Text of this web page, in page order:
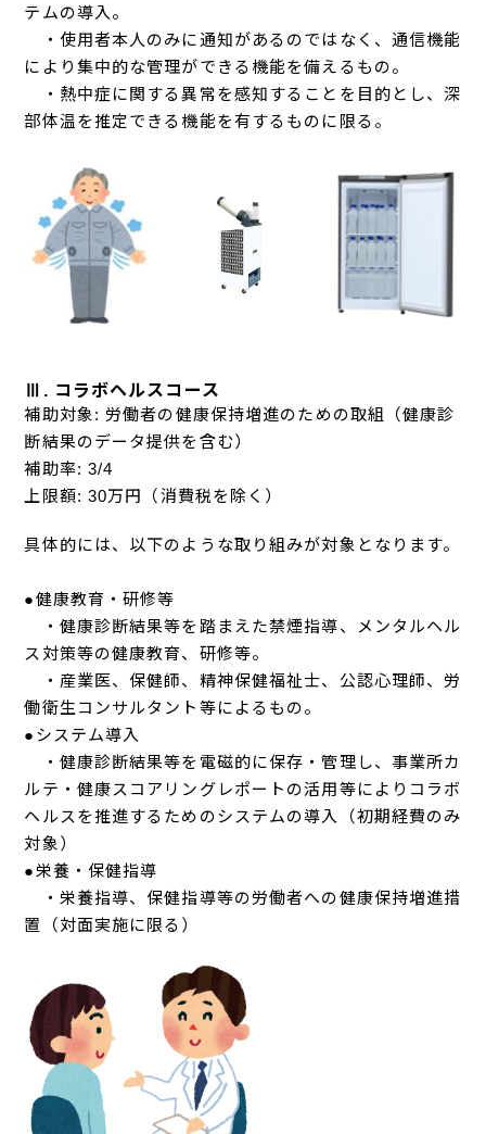
テムの導入。
・使用者本人のみに通知があるのではなく、通信機能
により集中的な管理ができる機能を備えるもの。
・熱中症に関する異常を感知することを目的とし、深
部体温を推定できる機能を有するものに限る。
Ⅲ. コラボヘルスコース
補助対象: 労働者の健康保持増進のための取組（健康診
断結果のデータ提供を含む）
補助率: 3/4
上限額: 30万円（消費税を除く）
具体的には、以下のような取り組みが対象となります。
●健康教育・研修等
・健康診断結果等を踏まえた禁煙指導、メンタルヘル
ス対策等の健康教育、研修等。
・産業医、保健師、精神保健福祉士、公認心理師、労
働衛生コンサルタント等によるもの。
●システム導入
・健康診断結果等を電磁的に保存・管理し、事業所カ
ルテ・健康スコアリングレポートの活用等によりコラボ
ヘルスを推進するためのシステムの導入（初期経費のみ
対象）
●栄養・保健指導
・栄養指導、保健指導等の労働者への健康保持増進措
置（対面実施に限る）